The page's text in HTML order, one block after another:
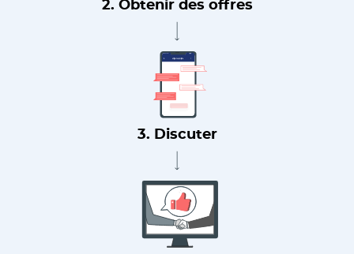
2. Obtenir des offres
3. Discuter